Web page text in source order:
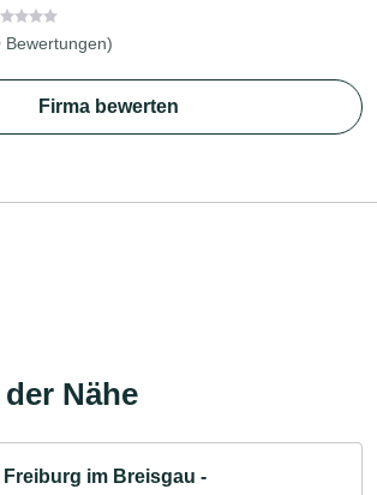
Bewertungen)
Firma bewerten
Nähe
im Breisgau -